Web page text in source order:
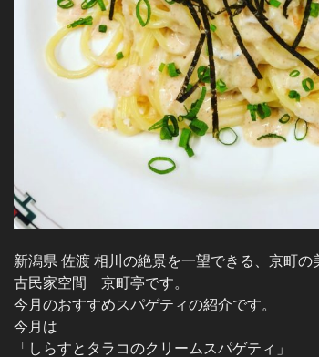
新潟県 佐渡 相川の絶景を一望できる、京町の
古民家空間 京町亭です。
今月のおすすめスパゲティの紹介です。
今月は
「しらすとタラコのクリームスパゲティ」